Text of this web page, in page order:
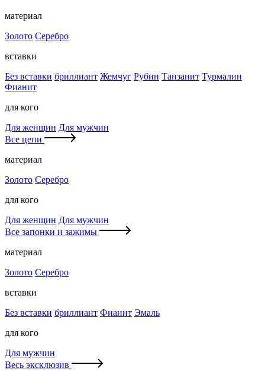
материал
Золото Серебро
вставки
Без вставки бриллиант Жемчуг Рубин Танзанит Турмалин
Фианит
для кого
Для женщин Для мужчин
Все цепи
материал
Золото Серебро
для кого
Для женщин Для мужчин
Все запонки и зажимы
материал
Золото Серебро
вставки
Без вставки бриллиант Фианит Эмаль
для кого
Для мужчин
Весь эксклюзив